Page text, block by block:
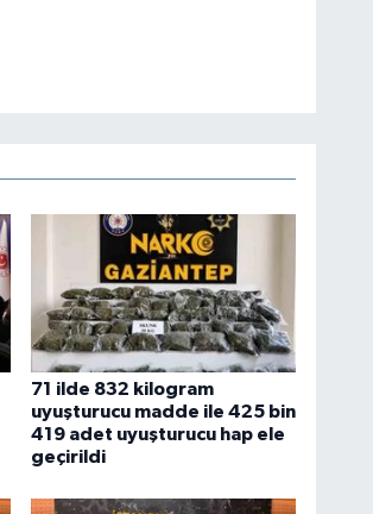
71 ilde 832 kilogram
uyuşturucu madde ile 425 bin
419 adet uyuşturucu hap ele
geçirildi